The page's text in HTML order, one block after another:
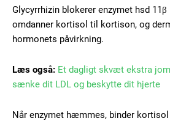
Glycyrrhizin blokerer enzymet hsd
omdanner kortisol til kortison, og
hormonets påvirkning.
Læs også: Et dagligt skvæt ekstra
sænke dit LDL og beskytte dit hjerte
Når enzymet hæmmes, binder